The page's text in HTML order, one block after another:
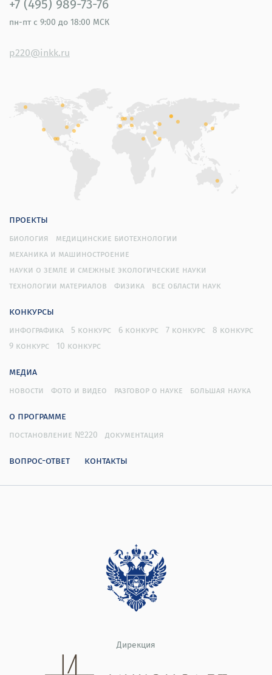
+7 (495) 989-73-76
пн-пт с 9:00 до 18:00 МСК
p220@inkk.ru
проекты
биология
медицинские биотехнологии
механика и машиностроение
науки о земле и смежные экологические науки
технологии материалов
физика все области наук
конкурсы
инфографика 5 конкурс 6 конкурс 7 конкурс
8 конкурс
9 конкурс
10 конкурс
медиа
новости фото и видео разговор о науке большая наука
о программе
постановление №220 документация
вопрос-ответ контакты
Дирекция